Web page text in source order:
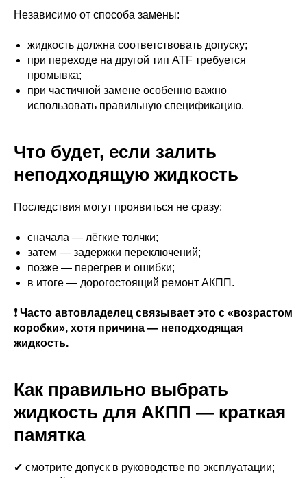
Независимо от способа замены:
жидкость должна соответствовать допуску;
при переходе на другой тип ATF требуется
промывка;
при частичной замене особенно важно
использовать правильную спецификацию.
Что будет, если залить
неподходящую жидкость
Последствия могут проявиться не сразу:
сначала — лёгкие толчки;
затем — задержки переключений;
позже — перегрев и ошибки;
в итоге — дорогостоящий ремонт АКПП.
❗ Часто автовладелец связывает это с «возрастом
коробки», хотя причина — неподходящая
жидкость.
Как правильно выбрать
жидкость для АКПП — краткая
памятка
✔ смотрите допуск в руководстве по эксплуатации;